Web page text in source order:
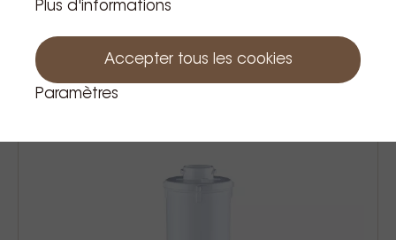
Joefrex barista cloth kit - 4pcs
9,99 € Prix TVA incluse
Plus d'informations
Accepter tous les cookies
Paramètres